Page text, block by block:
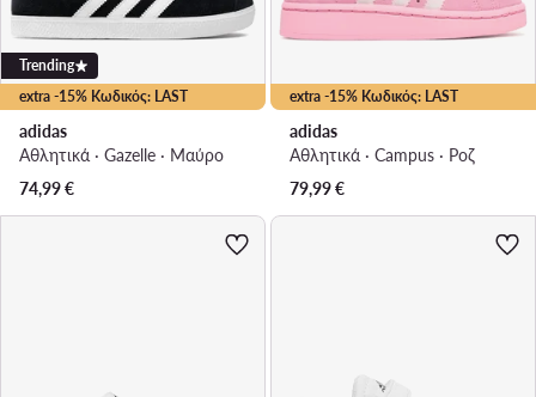
extra -15% Κωδικός: LAST
Trending
adidas
Αθλητικά · Gazelle · Μαύρο
74,99€
extra -15% Κωδικός: LAST
adidas
Αθλητικά · Campus · Ροζ
79,99€